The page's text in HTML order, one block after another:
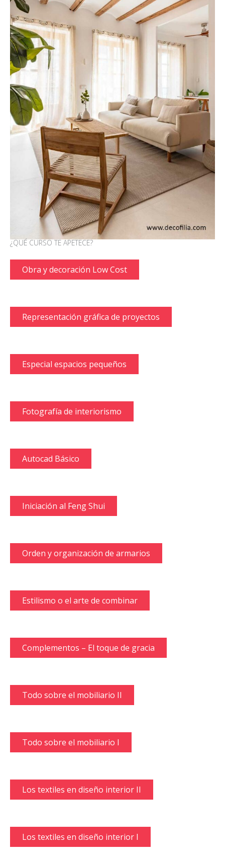
¿QUÉ CURSO TE APETECE?
Obra y decoración Low Cost
Representación gráfica de proyectos
Especial espacios pequeños
Fotografía de interiorismo
Autocad Básico
Iniciación al Feng Shui
Orden y organización de armarios
Estilismo o el arte de combinar
Complementos – El toque de gracia
Todo sobre el mobiliario II
Todo sobre el mobiliario I
Los textiles en diseño interior II
Los textiles en diseño interior I